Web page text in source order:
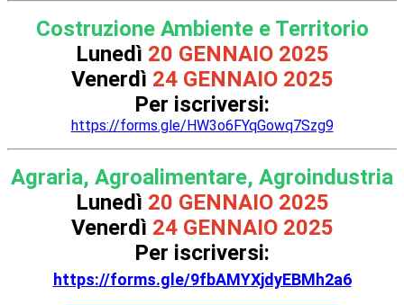
Costruzione Ambiente e Territorio
Lunedì 20 GENNAIO 2025
Venerdì 24 GENNAIO 2025
Per iscriversi:
https://forms.gle/HW3o6FYqGowq7Szg9
Agraria, Agroalimentare, Agroindustria
Lunedì 20 GENNAIO 2025
Venerdì 24 GENNAIO 2025
Per iscriversi:
https://forms.gle/9fbAMYXjdyEBMh2a6